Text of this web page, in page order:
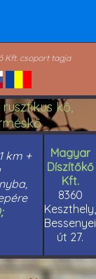
Kft. csoport tagja
kő,
km +
Magyar
Díszítőkő
Kft.
8360
Keszthely,
Bessenyei
út 27.